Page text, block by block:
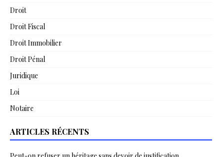
Droit
Droit Fiscal
Droit Immobilier
Droit Pénal
Juridique
Loi
Notaire
ARTICLES RÉCENTS